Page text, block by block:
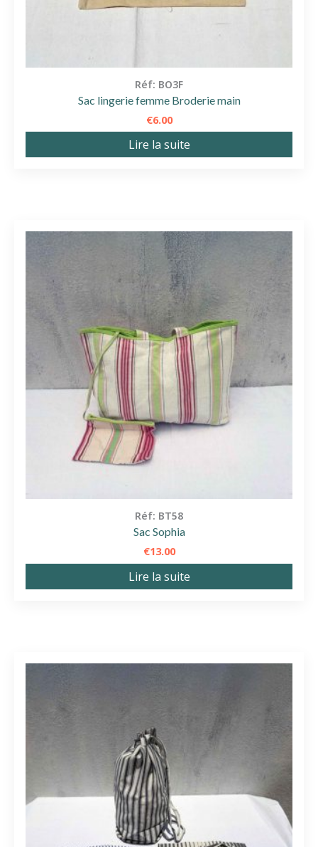
Réf: BO3F
Sac lingerie femme Broderie main
€6.00
Lire la suite
Réf: BT58
Sac Sophia
€13.00
Lire la suite